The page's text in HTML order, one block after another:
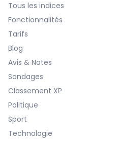
Tous les indices
Fonctionnalités
Tarifs
Blog
Avis & Notes
Sondages
Classement XP
Politique
Sport
Technologie